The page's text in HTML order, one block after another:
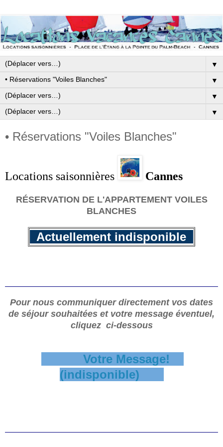
▼
▼
▼
▼
• Réservations "Voiles Blanches"
Locations saisonnières Cannes
RÉSERVATION DE L'APPARTEMENT VOILES
BLANCHES
Actuellement indisponible
Pour nous communiquer directement vos dates
de séjour souhaitées et votre message éventuel,
cliquez ci-dessous
Votre Message!
(indisponible)